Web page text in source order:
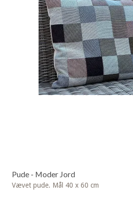
Pude - Moder Jord
Vævet pude. Mål 40 x 60 cm